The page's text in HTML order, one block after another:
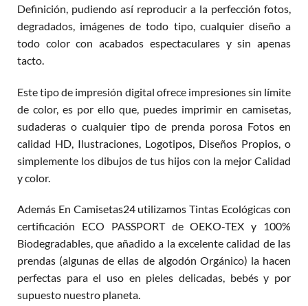
Definición, pudiendo así reproducir a la perfección fotos,
degradados, imágenes de todo tipo, cualquier diseño a
todo color con acabados espectaculares y sin apenas
tacto.
Este tipo de impresión digital ofrece impresiones sin límite
de color, es por ello que, puedes imprimir en camisetas,
sudaderas o cualquier tipo de prenda porosa Fotos en
calidad HD, Ilustraciones, Logotipos, Diseños Propios, o
simplemente los dibujos de tus hijos con la mejor Calidad
y color.
Además En Camisetas24 utilizamos Tintas Ecológicas con
certificación ECO PASSPORT de OEKO-TEX y 100%
Biodegradables, que añadido a la excelente calidad de las
prendas (algunas de ellas de algodón Orgánico) la hacen
perfectas para el uso en pieles delicadas, bebés y por
supuesto nuestro planeta.